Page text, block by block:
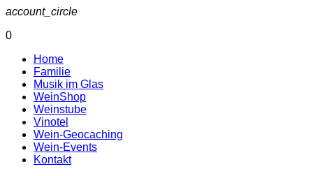
account_circle
0
Home
Familie
Musik im Glas
WeinShop
Weinstube
Vinotel
Wein-Geocaching
Wein-Events
Kontakt